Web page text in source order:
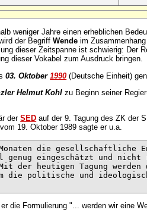
weniger Jahre einen erheblichen
der BegriffWende im
dieser Zeitspanne ist schwierig: Der
dieser Vokabel zum Ausdruck bringen.
03. Oktober1990 (Deutsche Einheit)
Helmut Kohl zu Beginn seiner
derSED auf der 9. Tagung des ZK der
vom 19. Oktober 1989 sagte er u.a.
die gesellschaftliche
genug eingeschätzt und
der heutigen Tagung werden
die politische und
die Formulierung "... werden wir eine